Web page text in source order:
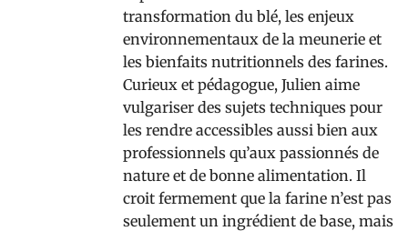
transformation du blé, les enjeux
environnementaux de la meunerie et
les bienfaits nutritionnels des farines.
Curieux et pédagogue, Julien aime
vulgariser des sujets techniques pour
les rendre accessibles aussi bien aux
professionnels qu’aux passionnés de
nature et de bonne alimentation. Il
croit fermement que la farine n’est pas
seulement un ingrédient de base, mais